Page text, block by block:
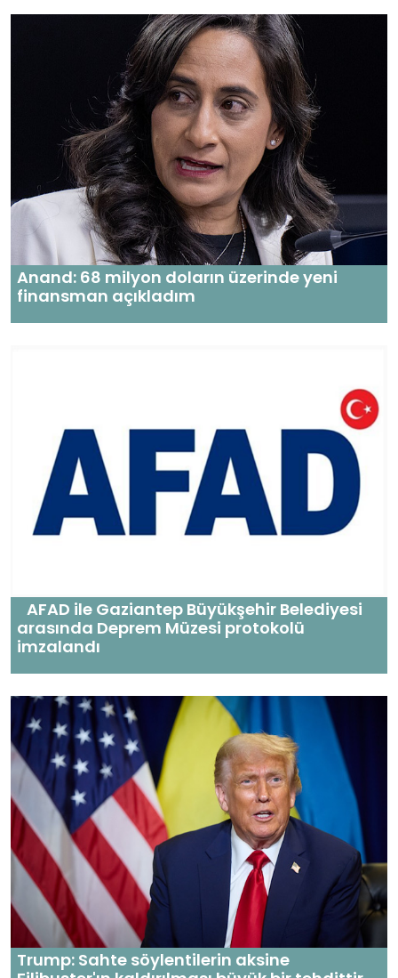
Anand: 68 milyon doların üzerinde yeni
finansman açıkladım
AFAD ile Gaziantep Büyükşehir Belediyesi
arasında Deprem Müzesi protokolü
imzalandı
Trump: Sahte söylentilerin aksine